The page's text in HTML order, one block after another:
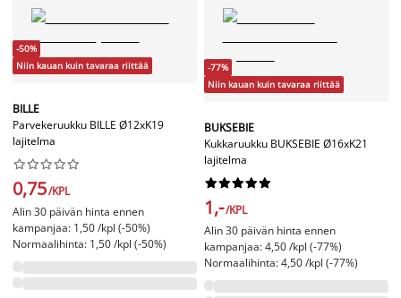
-50%
Niin kauan kuin tavaraa riittää
BILLE
Parvekeruukku BILLE Ø12xK19
lajitelma






0,75/KPL
Alin 30 päivän hinta ennen
kampanjaa: 1,50 /kpl (-50%)
Normaalihinta: 1,50 /kpl (-50%)
-77%
Niin kauan kuin tavaraa riittää
BUKSEBIE
Kukkaruukku BUKSEBIE Ø16xK21
lajitelma






1,-/KPL
Alin 30 päivän hinta ennen
kampanjaa: 4,50 /kpl (-77%)
Normaalihinta: 4,50 /kpl (-77%)